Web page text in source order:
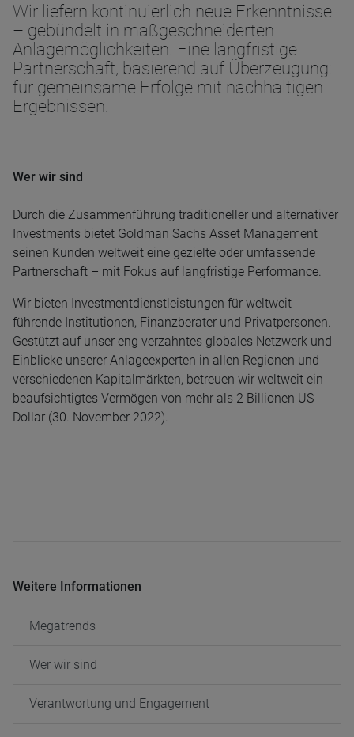
Wir liefern kontinuierlich neue Erkenntnisse
– gebündelt in maßgeschneiderten
Anlagemöglichkeiten. Eine langfristige
Partnerschaft, basierend auf Überzeugung:
für gemeinsame Erfolge mit nachhaltigen
Ergebnissen.
Wer wir sind
Durch die Zusammenführung traditioneller und alternativer
Investments bietet Goldman Sachs Asset Management
seinen Kunden weltweit eine gezielte oder umfassende
Partnerschaft – mit Fokus auf langfristige Performance.
Wir bieten Investmentdienstleistungen für weltweit
führende Institutionen, Finanzberater und Privatpersonen.
Gestützt auf unser eng verzahntes globales Netzwerk und
Einblicke unserer Anlageexperten in allen Regionen und
verschiedenen Kapitalmärkten, betreuen wir weltweit ein
beaufsichtigtes Vermögen von mehr als 2 Billionen US-
Dollar (30. November 2022).
Weitere Informationen
Megatrends
Wer wir sind
Verantwortung und Engagement